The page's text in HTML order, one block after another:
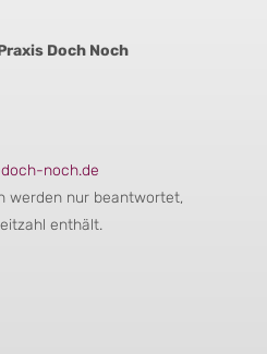
Doch Noch
noch.de
werden nur beantwortet,
enthält.